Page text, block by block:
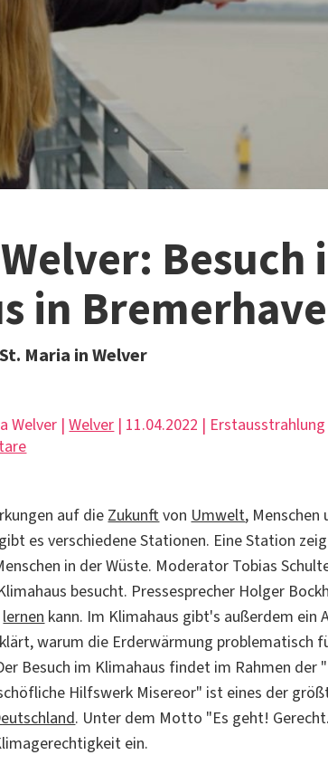
Video
Besuch
in
Maria in Welver
Welver |Welver | 11.04.2022 |
auf die Zukunftvon Umwelt, Menschen
es verschiedene Stationen. Eine Station
in der Wüste. Moderator Tobias
besucht. Pressesprecher Holger
lernen kann. Im Klimahaus gibt's außerdem ein
warum die Erderwärmung problematisch
Besuch im Klimahaus findet im Rahmen der
Hilfswerk Misereor" ist eines der
. Unter dem Motto "Es geht!
ein.